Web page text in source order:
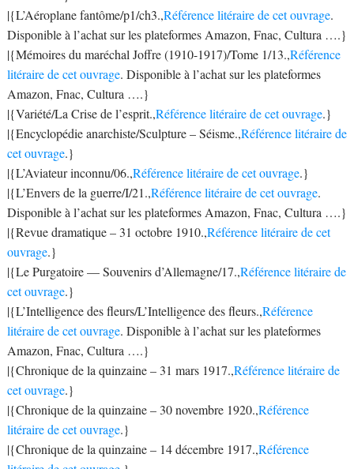
|{L’Aéroplane fantôme/p1/ch3.,Référence litéraire de cet ouvrage.
Disponible à l’achat sur les plateformes Amazon, Fnac, Cultura ….}
|{Mémoires du maréchal Joffre (1910-1917)/Tome 1/13.,Référence
litéraire de cet ouvrage. Disponible à l’achat sur les plateformes
Amazon, Fnac, Cultura ….}
|{Variété/La Crise de l’esprit.,Référence litéraire de cet ouvrage.}
|{Encyclopédie anarchiste/Sculpture – Séisme.,Référence litéraire de
cet ouvrage.}
|{L’Aviateur inconnu/06.,Référence litéraire de cet ouvrage.}
|{L’Envers de la guerre/I/21.,Référence litéraire de cet ouvrage.
Disponible à l’achat sur les plateformes Amazon, Fnac, Cultura ….}
|{Revue dramatique – 31 octobre 1910.,Référence litéraire de cet
ouvrage.}
|{Le Purgatoire — Souvenirs d’Allemagne/17.,Référence litéraire de
cet ouvrage.}
|{L’Intelligence des fleurs/L’Intelligence des fleurs.,Référence
litéraire de cet ouvrage. Disponible à l’achat sur les plateformes
Amazon, Fnac, Cultura ….}
|{Chronique de la quinzaine – 31 mars 1917.,Référence litéraire de
cet ouvrage.}
|{Chronique de la quinzaine – 30 novembre 1920.,Référence
litéraire de cet ouvrage.}
|{Chronique de la quinzaine – 14 décembre 1917.,Référence